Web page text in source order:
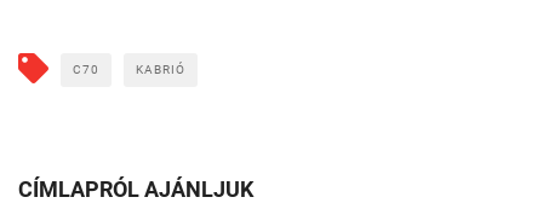
C70 KABRIÓ
CÍMLAPRÓL AJÁNLJUK